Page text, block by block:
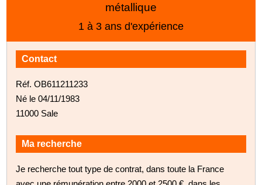
métallique
1 à 3 ans d'expérience
Contact
Réf. OB611211233
Né le 04/11/1983
11000 Sale
Ma recherche
Je recherche tout type de contrat, dans toute la France